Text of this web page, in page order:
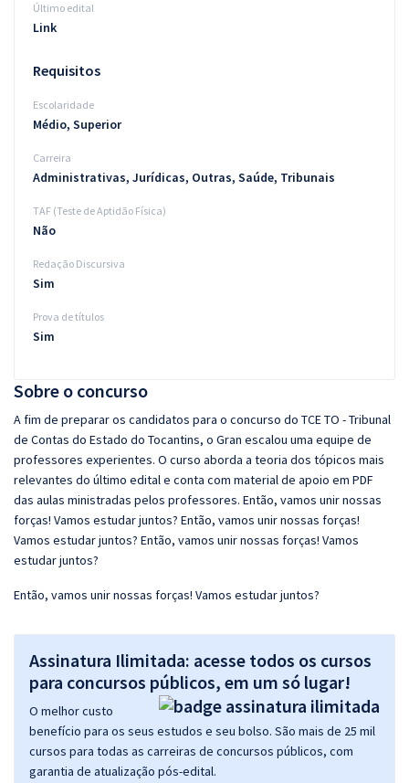
Sobre o concurso
A fim de preparar os candidatos para o concurso do TCE TO - Tribunal
de Contas do Estado do Tocantins, o Gran escalou uma equipe de
professores experientes. O curso aborda a teoria dos tópicos mais
relevantes do último edital e conta com material de apoio em PDF
das aulas ministradas pelos professores. Então, vamos unir nossas
forças! Vamos estudar juntos? Então, vamos unir nossas forças!
Vamos estudar juntos? Então, vamos unir nossas forças! Vamos
estudar juntos?
Então, vamos unir nossas forças! Vamos estudar juntos?
Assinatura Ilimitada: acesse todos os cursos
para concursos públicos, em um só lugar!
O melhor custo
benefício para os seus estudos e seu bolso. São mais de 25 mil
cursos para todas as carreiras de concursos públicos, com
garantia de atualização pós-edital.
Último edital
Link
Requisitos
Escolaridade
Médio, Superior
Carreira
Administrativas, Jurídicas, Outras, Saúde, Tribunais
TAF (Teste de Aptidão Física)
Não
Redação Discursiva
Sim
Prova de títulos
Sim